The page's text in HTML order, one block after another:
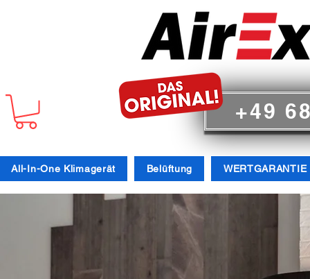
+49
All-In-One Klimagerät Belüftung WERTGARANTIE